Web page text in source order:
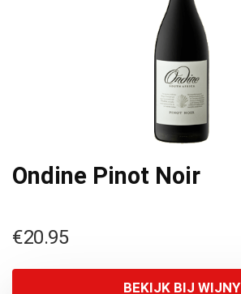
Ondine Pinot Noir
€20.95
BEKIJK BIJ WIJNY